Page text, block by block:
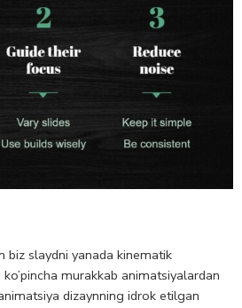
biz slaydni yanada kinematik
murakkab animatsiyalardan
dizaynning idrok etilgan